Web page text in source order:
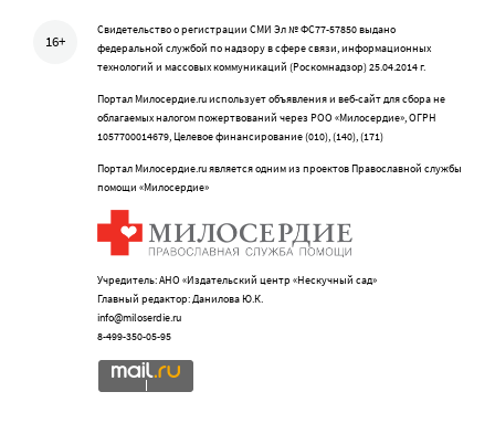
16+
Свидетельство о регистрации СМИ Эл № ФС77-57850 выдано
федеральной службой по надзору в сфере связи, информационных
технологий и массовых коммуникаций (Роскомнадзор) 25.04.2014 г.
Портал Милосердие.ru использует объявления и веб-сайт для сбора не
облагаемых налогом пожертвований через РОО «Милосердие», ОГРН
1057700014679, Целевое финансирование (010), (140), (171)
Портал Милосердие.ru является одним из проектов Православной службы
помощи «Милосердие»
Учредитель: АНО «Издательский центр «Нескучный сад»
Главный редактор: Данилова Ю.К.
info@miloserdie.ru
8-499-350-05-95